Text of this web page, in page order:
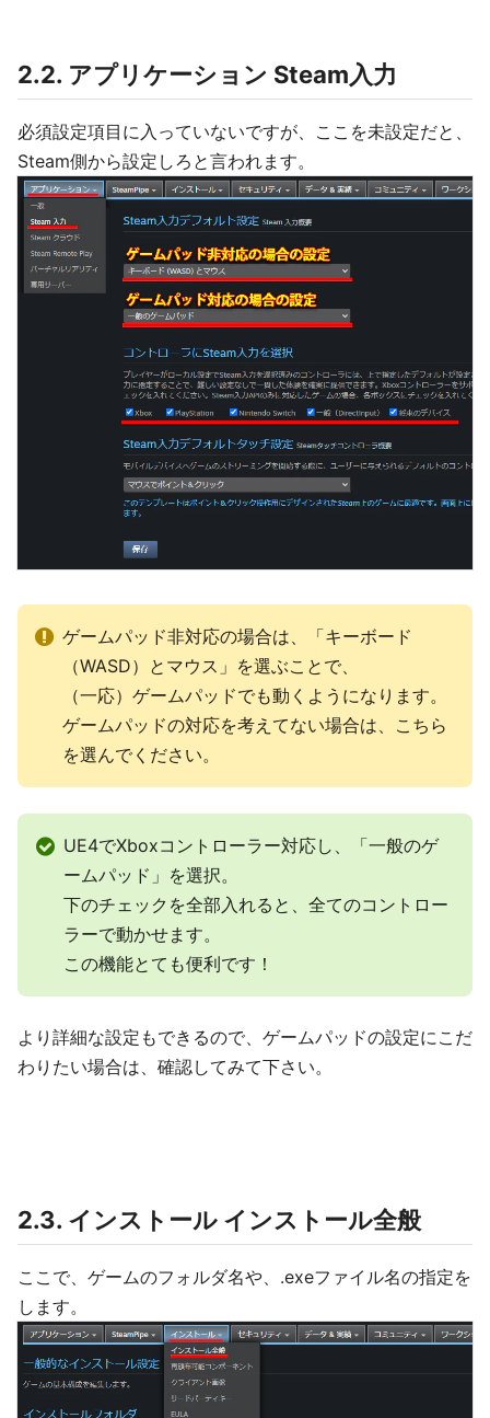
2.2. アプリケーション Steam入力
必須設定項目に入っていないですが、ここを未設定だと、
Steam側から設定しろと言われます。
ゲームパッド非対応の場合は、「キーボード
（WASD）とマウス」を選ぶことで、
（一応）ゲームパッドでも動くようになります。
ゲームパッドの対応を考えてない場合は、こちら
を選んでください。
UE4でXboxコントローラー対応し、「一般のゲ
ームパッド」を選択。
下のチェックを全部入れると、全てのコントロー
ラーで動かせます。
この機能とても便利です！
より詳細な設定もできるので、ゲームパッドの設定にこだ
わりたい場合は、確認してみて下さい。
2.3. インストール インストール全般
ここで、ゲームのフォルダ名や、.exeファイル名の指定を
します。